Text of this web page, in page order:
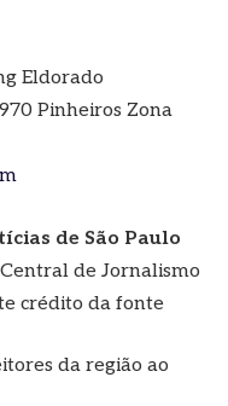
Eldorado
Pinheiros Zona
de São Paulo
de Jornalismo
crédito da fonte
da região ao